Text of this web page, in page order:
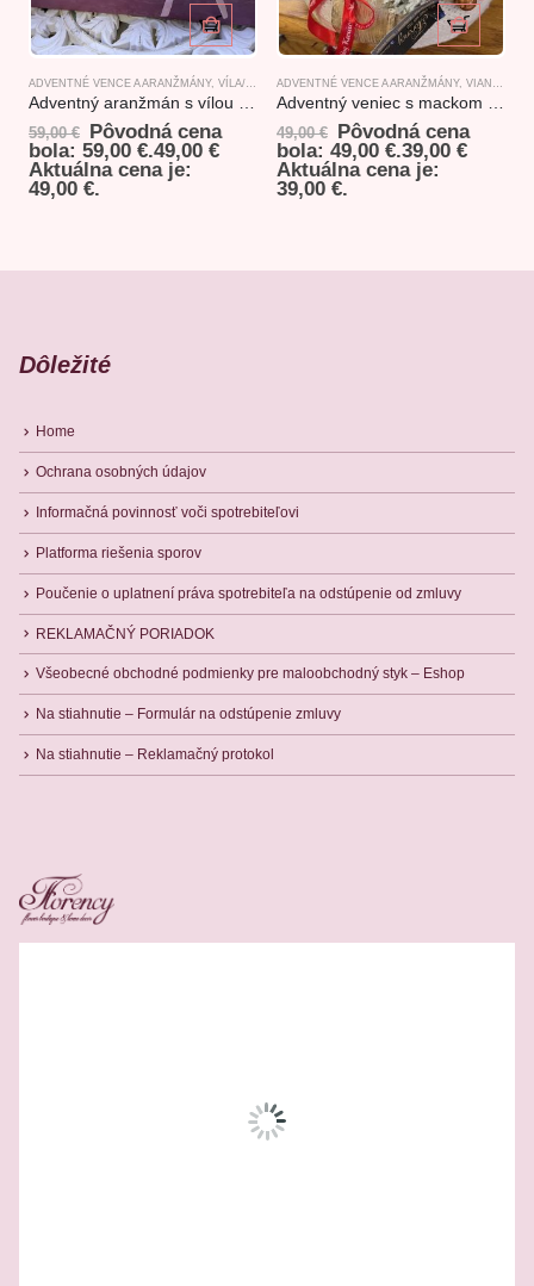
ADVENTNÉ VENCE A ARANŽMÁNY, VÍLA/FAIRY
Adventný aranžmán s vílou 42x11x18cm
59,00€ Pôvodná cena
bola: 59,00 €.49,00 €
Aktuálna cena je:
49,00 €.
ADVENTNÉ VENCE A ARANŽMÁNY, VIANOČNÝ AKCIOVÝ TOVAR
Adventný veniec s mackom /červeno-biely/
49,00€ Pôvodná cena
bola: 49,00 €.39,00 €
Aktuálna cena je:
39,00 €.
Dôležité
Home
Ochrana osobných údajov
Informačná povinnosť voči spotrebiteľovi
Platforma riešenia sporov
Poučenie o uplatnení práva spotrebiteľa na odstúpenie od zmluvy
REKLAMAČNÝ PORIADOK
Všeobecné obchodné podmienky pre maloobchodný styk – Eshop
Na stiahnutie – Formulár na odstúpenie zmluvy
Na stiahnutie – Reklamačný protokol